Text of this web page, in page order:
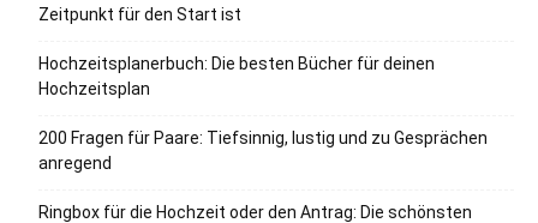
Zeitpunkt für den Start ist
Hochzeitsplanerbuch: Die besten Bücher für deinen
Hochzeitsplan
200 Fragen für Paare: Tiefsinnig, lustig und zu Gesprächen
anregend
Ringbox für die Hochzeit oder den Antrag: Die schönsten